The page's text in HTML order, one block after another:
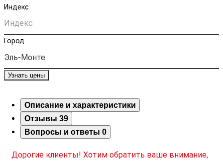
Индекс
Город
Узнать цены
Описание и характеристики
Отзывы 39
Вопросы и ответы 0
Дорогие клиенты! Хотим обратить ваше внимание,